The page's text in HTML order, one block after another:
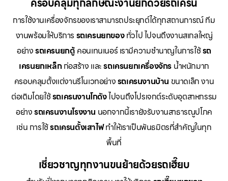
การใช้งานเครื่องจักรของเราสามารถประยุกต์ได้ทุกสถานการณ์ ทีม
งานพร้อมให้บริการ รถเครนยกของทั่วไป ไปจนถึงงานสเกลใหญ่
อย่างรถเครนยกตู้ คอนเทนเนอร์ เรามีความชำนาญในการใช้รถ
เครนยกเหล็กก่อสร้าง และรถเครนยกเครื่องจักร น้ำหนักมาก
ครอบคลุมตั้งแต่งานรีโนเวทอย่างรถเครนงานบ้าน ขนาดเล็ก งาน
ต่อเติมโดยใช้รถเครนงานโกดังไปจนถึงโปรเจกต์ระดับอุตสาหกรรม
อย่างรถเครนงานโรงงาน นอกจากนี้เรายังรับงานสาธารณูปโภค
เช่น การใช้รถเครนตั้งเสาไฟทำให้เราเป็นพันธมิตรที่สำคัญในทุก
พื้นที่
เชี่ยวชาญทุกงานขนย้ายด้วยรถเฮี๊ยบ